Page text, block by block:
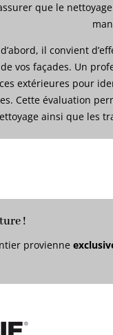
que le
il convient
de vos façades. Un
extérieures pour
Cette évaluation
ainsi que les
!
provienne